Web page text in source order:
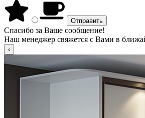
Спасибо за Ваше сообщение!
Наш менеджер свяжется с Вами в